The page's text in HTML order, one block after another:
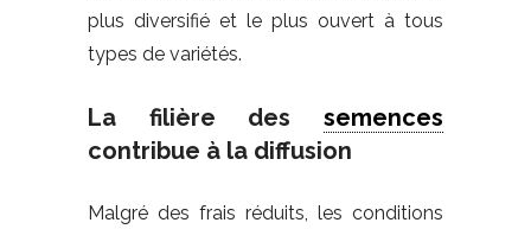
plus diversifié et le plus ouvert à tous
types de variétés.
La filière des semences
contribue à la diffusion
Malgré des frais réduits, les conditions